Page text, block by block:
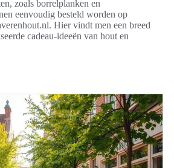
zoals borrelplanken en
eenvoudig besteld worden op
Hier vindt men een breed
cadeau-ideeën van hout en